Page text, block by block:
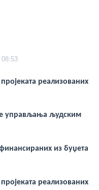
реализованих
управљања људским
из буџета
реализованих